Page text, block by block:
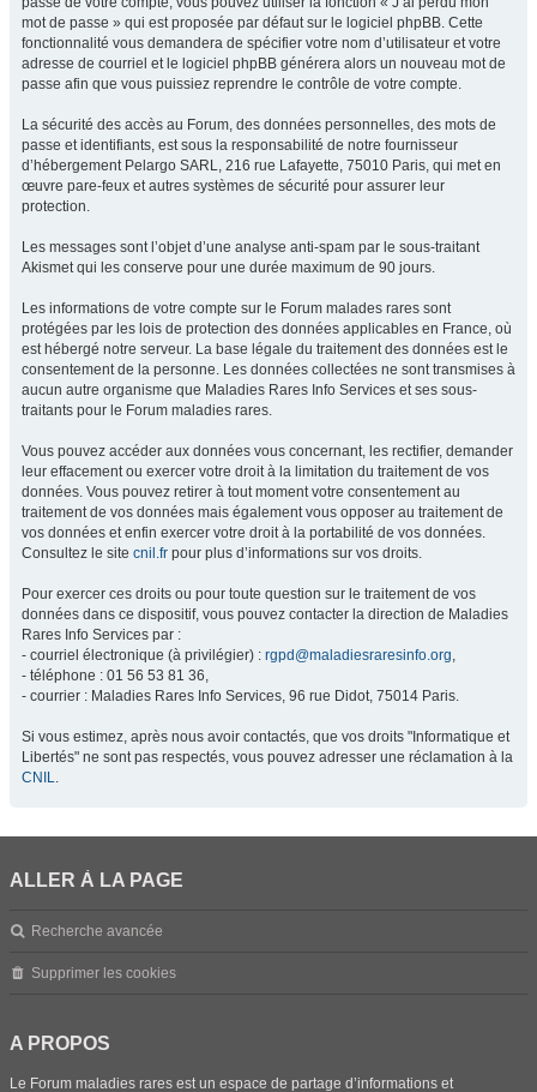
mot de passe » qui est proposée par défaut sur le logiciel phpBB. Cette
fonctionnalité vous demandera de spécifier votre nom d’utilisateur et votre
adresse de courriel et le logiciel phpBB générera alors un nouveau mot de
passe afin que vous puissiez reprendre le contrôle de votre compte.
La sécurité des accès au Forum, des données personnelles, des mots de
passe et identifiants, est sous la responsabilité de notre fournisseur
d’hébergement Pelargo SARL, 216 rue Lafayette, 75010 Paris, qui met en
œuvre pare-feux et autres systèmes de sécurité pour assurer leur
protection.
Les messages sont l’objet d’une analyse anti-spam par le sous-traitant
Akismet qui les conserve pour une durée maximum de 90 jours.
Les informations de votre compte sur le Forum malades rares sont
protégées par les lois de protection des données applicables en France, où
est hébergé notre serveur. La base légale du traitement des données est le
consentement de la personne. Les données collectées ne sont transmises à
aucun autre organisme que Maladies Rares Info Services et ses sous-
traitants pour le Forum maladies rares.
Vous pouvez accéder aux données vous concernant, les rectifier, demander
leur effacement ou exercer votre droit à la limitation du traitement de vos
données. Vous pouvez retirer à tout moment votre consentement au
traitement de vos données mais également vous opposer au traitement de
vos données et enfin exercer votre droit à la portabilité de vos données.
Consultez le site cnil.fr pour plus d’informations sur vos droits.
Pour exercer ces droits ou pour toute question sur le traitement de vos
données dans ce dispositif, vous pouvez contacter la direction de Maladies
Rares Info Services par :
- courriel électronique (à privilégier) : rgpd@maladiesraresinfo.org,
- téléphone : 01 56 53 81 36,
- courrier : Maladies Rares Info Services, 96 rue Didot, 75014 Paris.
Si vous estimez, après nous avoir contactés, que vos droits "Informatique et
Libertés" ne sont pas respectés, vous pouvez adresser une réclamation à la
CNIL.
ALLER À LA PAGE
Recherche avancée
Supprimer les cookies
A PROPOS
Le Forum maladies rares est un espace de partage d’informations et